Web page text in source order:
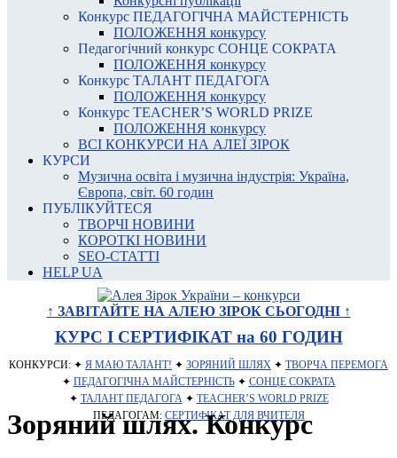
Конкурс ПЕДАГОГІЧНА МАЙСТЕРНІСТЬ
ПОЛОЖЕННЯ конкурсу
Педагогічний конкурс СОНЦЕ СОКРАТА
ПОЛОЖЕННЯ конкурсу
Конкурс ТАЛАНТ ПЕДАГОГА
ПОЛОЖЕННЯ конкурсу
Конкурс TEACHER’S WORLD PRIZE
ПОЛОЖЕННЯ конкурсу
ВСІ КОНКУРСИ НА АЛЕЇ ЗІРОК
КУРСИ
Музична освіта і музична індустрія: Україна,
Європа, світ. 60 годин
ПУБЛІКУЙТЕСЯ
ТВОРЧІ НОВИНИ
КОРОТКІ НОВИНИ
SEO-СТАТТІ
HELP UA
↑ ЗАВІТАЙТЕ НА АЛЕЮ ЗІРОК СЬОГОДНІ ↑
КУРС І СЕРТИФІКАТ на 60 ГОДИН
КОНКУРСИ: ✦ Я МАЮ ТАЛАНТ! ✦ ЗОРЯНИЙ ШЛЯХ ✦ ТВОРЧА ПЕРЕМОГА
✦ ПЕДАГОГІЧНА МАЙСТЕРНІСТЬ✦ СОНЦЕ СОКРАТА
✦ ТАЛАНТ ПЕДАГОГА✦ TEACHER’S WORLD PRIZE
ПЕДАГОГАМ: СЕРТИФІКАТ ДЛЯ ВЧИТЕЛЯ
Зоряний шлях. Конкурс